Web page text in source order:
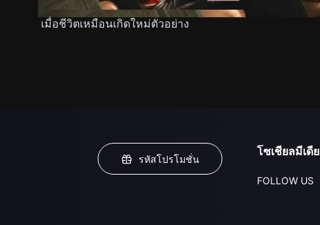
เมื่อชีวิตเหมือนเกิดใหม่ตัวอย่าง
รหัสโปรโมชั่น
โซเชียลมีเดีย
FOLLOW US